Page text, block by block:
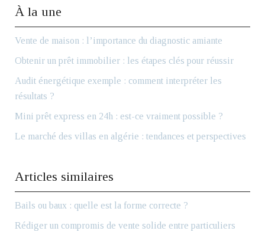
À la une
Vente de maison : l’importance du diagnostic amiante
Obtenir un prêt immobilier : les étapes clés pour réussir
Audit énergétique exemple : comment interpréter les
résultats ?
Mini prêt express en 24h : est-ce vraiment possible ?
Le marché des villas en algérie : tendances et perspectives
Articles similaires
Bails ou baux : quelle est la forme correcte ?
Rédiger un compromis de vente solide entre particuliers